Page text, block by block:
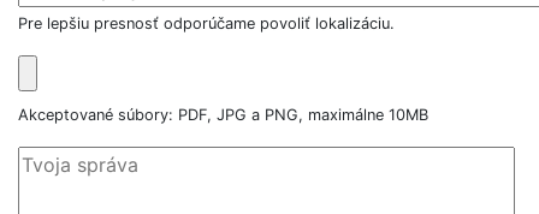
Pre lepšiu presnosť odporúčame povoliť lokalizáciu.
Akceptované súbory: PDF, JPG a PNG, maximálne 10MB